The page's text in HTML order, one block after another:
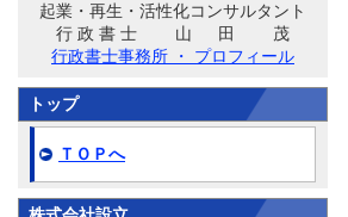
起業・再生・活性化コンサルタント
行 政 書 士 山 田 茂
行政書士事務所 ・ プロフィール
トップ
ＴＯＰへ